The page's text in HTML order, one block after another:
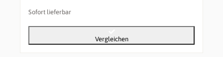
Sofort lieferbar
Vergleichen